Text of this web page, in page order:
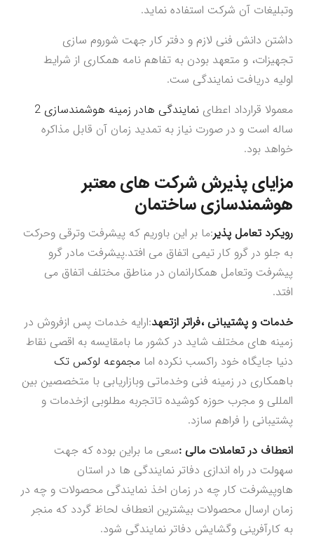
وتبلیغات آن شرکت استفاده نماید.
داشتن دانش فنی لازم و دفتر کار جهت شوروم سازی
تجهیزات، و متعهد بودن به تفاهم نامه همکاری از شرایط
اولیه دریافت نمایندگی ست.
معمولا قرارداد اعطای نمایندگی هادر زمینه هوشمندسازی 2
ساله است و در صورت نیاز به تمدید زمان آن قابل مذاکره
خواهد بود.
مزایای پذیرش شرکت های معتبر
هوشمندسازی ساختمان
رویکرد تعامل پذیر:ما بر این باوریم که پیشرفت وترقی وحرکت
به جلو در گرو کار تیمی اتفاق می افتد.پیشرفت مادر گرو
پیشرفت وتعامل همکارانمان در مناطق مختلف اتفاق می
افتد.
خدمات و پشتیبانی ،فراتر ازتعهد:ارایه خدمات پس ازفروش در
زمینه های مختلف شاید در کشور ما بامقایسه به اقصی نقاط
دنیا جایگاه خود راکسب نکرده اما مجموعه لوکس تک
باهمکاری در زمینه فنی وخدماتی وبازاریابی با متخصصین بین
المللی و مجرب حوزه کوشیده تاتجربه مطلوبی ازخدمات و
پشتیبانی را فراهم سازد.
انعطاف در تعاملات مالی :سعی ما براین بوده که جهت
سهولت در راه اندازی دفاتر نمایندگی ها در استان
هاوپیشرفت کار چه در زمان اخذ نمایندگی محصولات و چه در
زمان ارسال محصولات بیشترین انعطاف لحاظ گردد که منجر
به کارآفرینی وگشایش دفاتر نمایندگی شود.